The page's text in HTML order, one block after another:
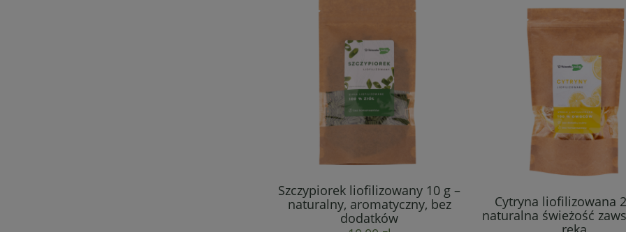
Szczypiorek liofilizowany 10 g –
naturalny, aromatyczny, bez
dodatków
Cytryna liofilizowana
naturalna świeżość